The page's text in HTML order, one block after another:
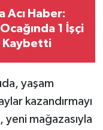
Acı Haber:
1 İşçi
Kaybetti
yaşam
kazandırmayı
mağazasıyla